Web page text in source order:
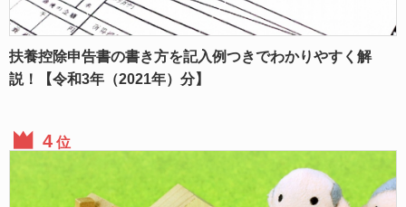
扶養控除申告書の書き方を記入例つきでわかりやすく解
説！【令和3年（2021年）分】
位